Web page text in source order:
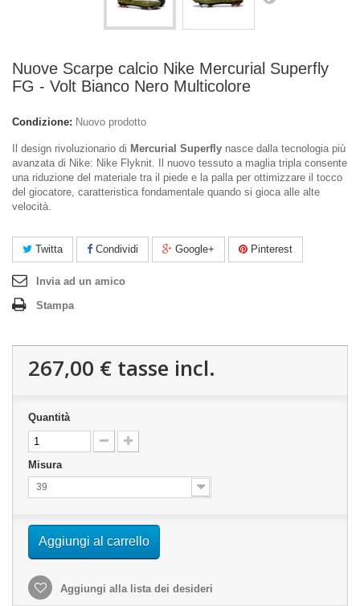
Nuove Scarpe calcio Nike Mercurial Superfly
FG - Volt Bianco Nero Multicolore
Condizione: Nuovo prodotto
Il design rivoluzionario di Mercurial Superfly nasce dalla tecnologia più
avanzata di Nike: Nike Flyknit. Il nuovo tessuto a maglia tripla consente
una riduzione del materiale tra il piede e la palla per ottimizzare il tocco
del giocatore, caratteristica fondamentale quando si gioca alle alte
velocità.
Twitta Condividi Google+ Pinterest
Invia ad un amico
Stampa
267,00 € tasse incl.
Quantità
Misura
39
Aggiungi al carrello
Aggiungi alla lista dei desideri